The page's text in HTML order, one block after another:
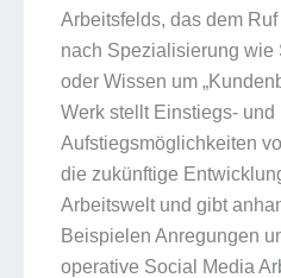
Arbeitsfelds, das dem
nach Spezialisierung wie
oder Wissen um
Werk stellt Einstiegs- und
Aufstiegsmöglichkeiten
die zukünftige
Arbeitswelt und gibt
Beispielen Anregungen
operative Social Media